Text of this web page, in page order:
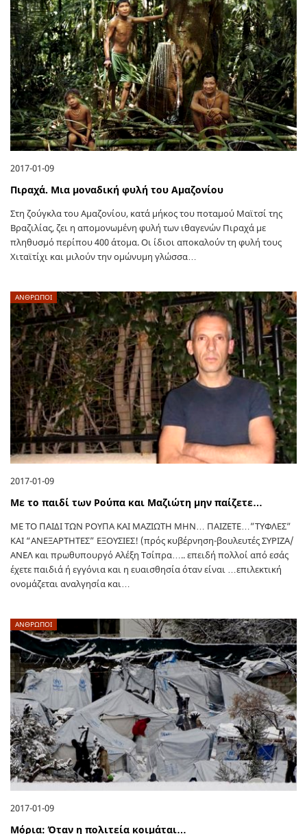
2017-01-09
Πιραχά. Μια μοναδική φυλή του Αμαζονίου
Στη ζούγκλα του Αμαζονίου, κατά μήκος του ποταμού Μαϊτσί της
Βραζιλίας, ζει η απομονωμένη φυλή των ιθαγενών Πιραχά με
πληθυσμό περίπου 400 άτομα. Οι ίδιοι αποκαλούν τη φυλή τους
Χιταϊτίχι και μιλούν την ομώνυμη γλώσσα…
ΑΝΘΡΩΠΟΙ
2017-01-09
Με το παιδί των Ρούπα και Μαζιώτη μην παίζετε…
ΜΕ ΤΟ ΠΑΙΔΙ ΤΩΝ ΡΟΥΠΑ ΚΑΙ ΜΑΖΙΩΤΗ ΜΗΝ… ΠΑΙΖΕΤΕ…”ΤΥΦΛΕΣ”
ΚΑΙ “ΑΝΕΞΑΡΤΗΤΕΣ” ΕΞΟΥΣΙΕΣ! (πρός κυβέρνηση-βουλευτές ΣΥΡΙΖΑ/
ΑΝΕΛ και πρωθυπουργό Αλέξη Τσίπρα….. επειδή πολλοί από εσάς
έχετε παιδιά ή εγγόνια και η ευαισθησία όταν είναι …επιλεκτική
ονομάζεται αναλγησία και…
ΑΝΘΡΩΠΟΙ
2017-01-09
Μόρια: Όταν η πολιτεία κοιμάται…